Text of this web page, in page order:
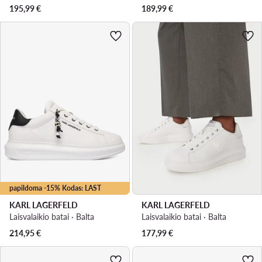
195,99€
189,99€
papildoma -15% Kodas: LAST
KARL LAGERFELD
Laisvalaikio batai · Balta
214,95€
KARL LAGERFELD
Laisvalaikio batai · Balta
177,99€